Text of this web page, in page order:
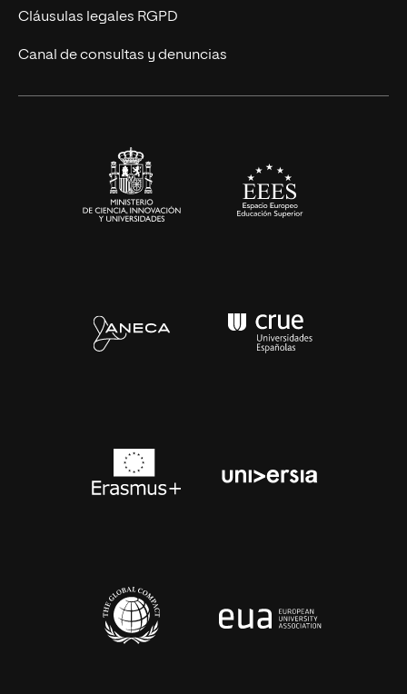
Diseño
Ciencias de la Salud
Cláusulas legales RGPD
Canal de consultas y denuncias